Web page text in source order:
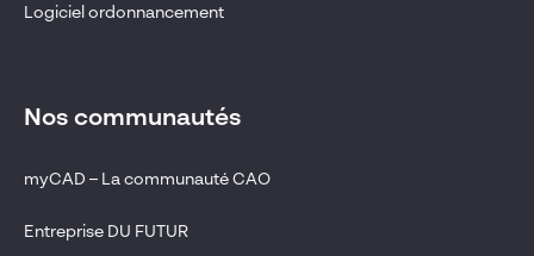
Logiciel ordonnancement
Nos communautés
myCAD – La communauté CAO
Entreprise DU FUTUR